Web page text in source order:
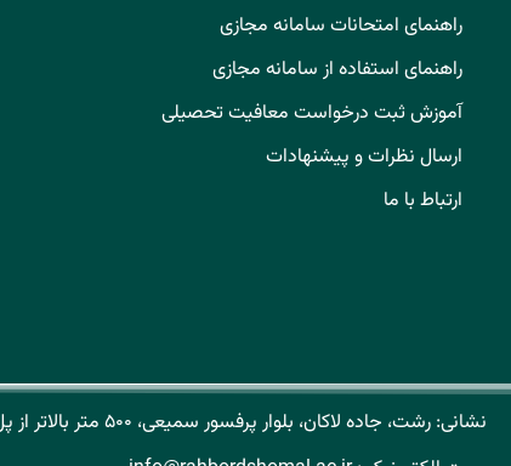
راهنمای امتحانات سامانه مجازی
راهنمای استفاده از سامانه مجازی
آموزش ثبت درخواست معافیت تحصیلی
ارسال نظرات و پیشنهادات
ارتباط با ما
نشانی: رشت، جاده لاکان، بلوار پرفسور سمیعی، ۵۰۰ متر بالاتر از پل طالشان کد پستی: ۴۱۹۳۱۶۵۱۵۱